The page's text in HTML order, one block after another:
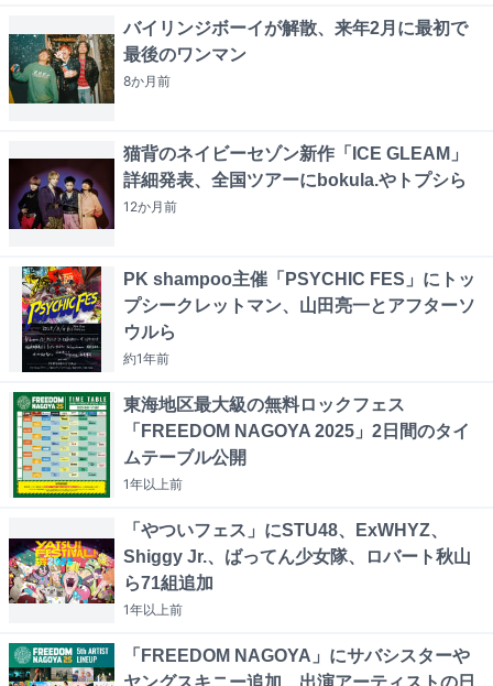
バイリンジボーイが解散、来年2月に最初で
最後のワンマン
8か月前
猫背のネイビーセゾン新作「ICE GLEAM」
詳細発表、全国ツアーにbokula.やトプシら
12か月前
PK shampoo主催「PSYCHIC FES」にトッ
プシークレットマン、山田亮一とアフターソ
ウルら
約1年前
東海地区最大級の無料ロックフェス
「FREEDOM NAGOYA 2025」2日間のタイ
ムテーブル公開
1年以上前
「やついフェス」にSTU48、ExWHYZ、
Shiggy Jr.、ばってん少女隊、ロバート秋山
ら71組追加
1年以上前
「FREEDOM NAGOYA」にサバシスターや